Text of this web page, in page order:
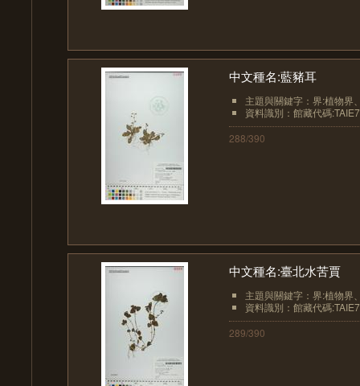
中文種名:藍豬耳
主題與關鍵字：界:植物界
資料識別：館藏代碼
288/390
中文種名:臺北水苦賈
主題與關鍵字：界:植物界
資料識別：館藏代碼
289/390